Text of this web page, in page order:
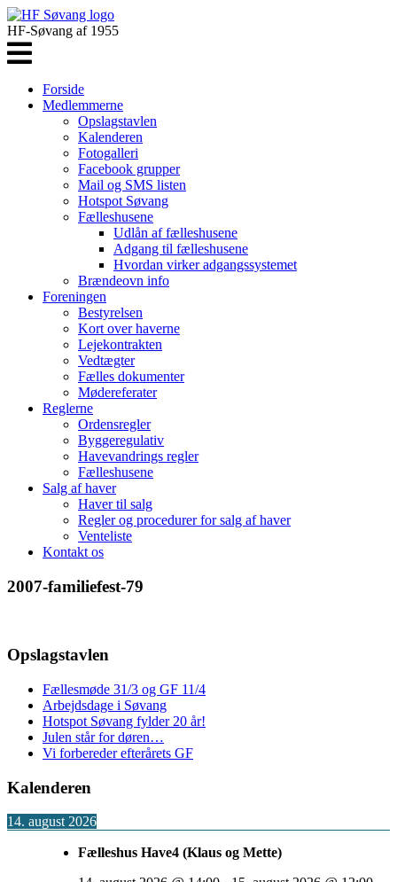
HF-Søvang af 1955
Forside
Medlemmerne
Opslagstavlen
Kalenderen
Fotogalleri
Facebook grupper
Mail og SMS listen
Hotspot Søvang
Fælleshusene
Udlån af fælleshusene
Adgang til fælleshusene
Hvordan virker adgangssystemet
Brændeovn info
Foreningen
Bestyrelsen
Kort over haverne
Lejekontrakten
Vedtægter
Fælles dokumenter
Mødereferater
Reglerne
Ordensregler
Byggeregulativ
Havevandrings regler
Fælleshusene
Salg af haver
Haver til salg
Regler og procedurer for salg af haver
Venteliste
Kontakt os
2007-familiefest-79
Opslagstavlen
Fællesmøde 31/3 og GF 11/4
Arbejdsdage i Søvang
Hotspot Søvang fylder 20 år!
Julen står for døren…
Vi forbereder efterårets GF
Kalenderen
14. august 2026
Fælleshus Have4 (Klaus og Mette)